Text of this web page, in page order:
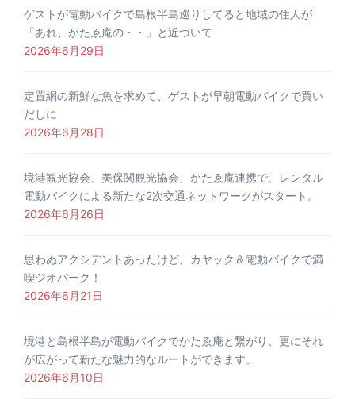
ゲストが電動バイクで島根半島巡りしてると地域の住人が
「あれ、かたゑ庵の・・」と近づいて
2026年6月29日
定置網の新鮮な魚を求めて、ゲストが早朝電動バイクで買い
だしに
2026年6月28日
境港観光協会、美保関観光協会、かたゑ庵連携で、レンタル
電動バイクによる新たな2次交通ネットワークがスタート。
2026年6月26日
思わぬアクシデントあったけど、カヤック＆電動バイクで満
喫ジオパーク！
2026年6月21日
境港と島根半島が電動バイクでかたゑ庵と繋がり、更にそれ
が広がって新たな魅力的なルートができます。
2026年6月10日